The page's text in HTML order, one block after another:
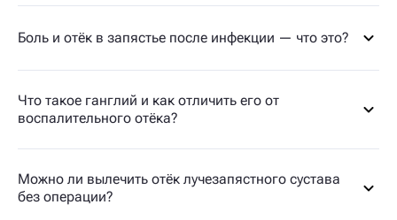
Боль и отёк в запястье после инфекции — что это?
Что такое ганглий и как отличить его от
воспалительного отёка?
Можно ли вылечить отёк лучезапястного сустава
без операции?